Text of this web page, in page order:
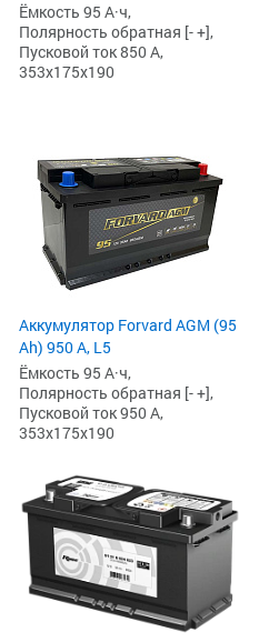
Ёмкость 95 А·ч,
Полярность обратная [- +],
Пусковой ток 850 А,
353x175x190
Аккумулятор Forvard AGM (95
Ah) 950 А, L5
Ёмкость 95 А·ч,
Полярность обратная [- +],
Пусковой ток 950 А,
353x175x190